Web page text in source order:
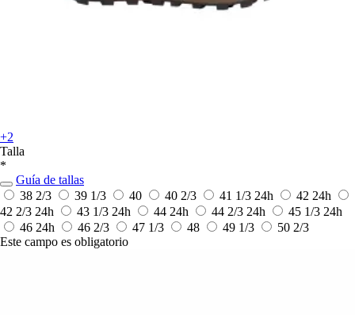
+2
Talla
*
Guía de tallas
38 2/3
39 1/3 40 40 2/3 41 1/3 24h 42 24h
42 2/3 24h 43 1/3 24h 44 24h 44 2/3 24h 45 1/3 24h
46 24h 46 2/3 47 1/3 48 49 1/3
50 2/3
Este campo es obligatorio